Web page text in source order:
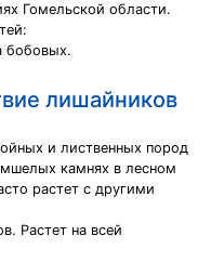
Гомельской области.
бобовых.
лишайников
и лиственных пород
камнях в лесном
растет с другими
Растет на всей